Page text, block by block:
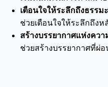
เตือนใจให้ระลึกถึงธรรม
ช่วยเตือนใจให้ระลึกถึง
สร้างบรรยากาศแห่งควา
ช่วยสร้างบรรยากาศที่ผ่